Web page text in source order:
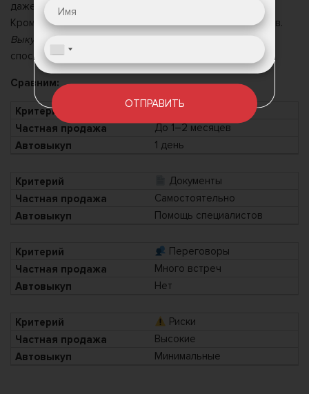
даже месяцы.
Кроме того, всегда есть риск нарваться на мошенников.
Выкуп автомобилей— это проверенный и безопасный
способ получить деньги без риска и потери времени.
Сравним:
Сроки
До 1–2 месяцев
1 день
Документы
Самостоятельно
Помощь специалистов
Переговоры
Много встреч
Нет
Риски
Высокие
Минимальные
ОТПРАВИТЬ